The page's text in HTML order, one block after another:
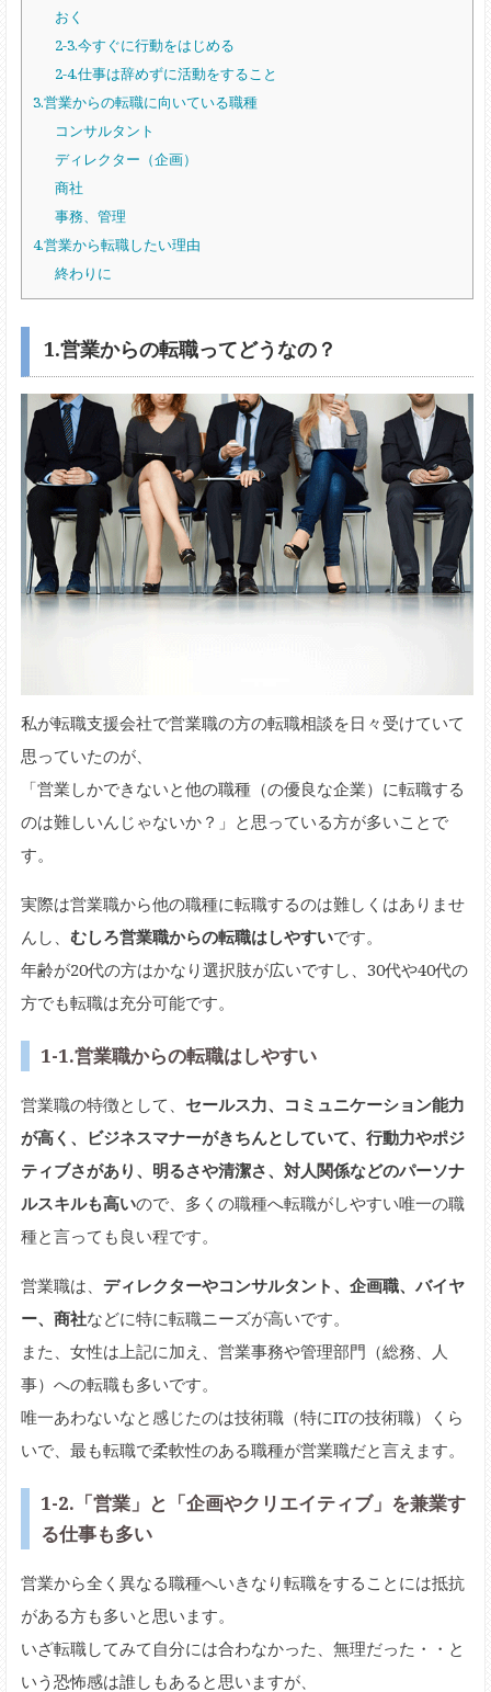
おく
2-3.今すぐに行動をはじめる
2-4.仕事は辞めずに活動をすること
3.営業からの転職に向いている職種
コンサルタント
ディレクター（企画）
商社
事務、管理
4.営業から転職したい理由
終わりに
1.営業からの転職ってどうなの？
私が転職支援会社で営業職の方の転職相談を日々受けていて
思っていたのが、
「営業しかできないと他の職種（の優良な企業）に転職する
のは難しいんじゃないか？」と思っている方が多いことで
す。
実際は営業職から他の職種に転職するのは難しくはありませ
んし、 むしろ営業職からの転職はしやすいです。
年齢が20代の方はかなり選択肢が広いですし、30代や40代の
方でも転職は充分可能です。
1-1.営業職からの転職はしやすい
営業職の特徴として、 セールス力、コミュニケーション能力
が高く、ビジネスマナーがきちんとしていて、行動力やポジ
ティブさがあり、明るさや清潔さ、対人関係などのパーソナ
ルスキルも高いので、多くの職種へ転職がしやすい唯一の職
種と言っても良い程です。
営業職は、 ディレクターやコンサルタント、企画職、バイヤ
ー、商社などに特に転職ニーズが高いです。
また、女性は上記に加え、営業事務や管理部門（総務、人
事）への転職も多いです。
唯一あわないなと感じたのは技術職（特にITの技術職）くら
いで、最も転職で柔軟性のある職種が営業職だと言えます。
1-2.「営業」と「企画やクリエイティブ」を兼業す
る仕事も多い
営業から全く異なる職種へいきなり転職をすることには抵抗
がある方も多いと思います。
いざ転職してみて自分には合わなかった、無理だった・・と
いう恐怖感は誰しもあると思いますが、